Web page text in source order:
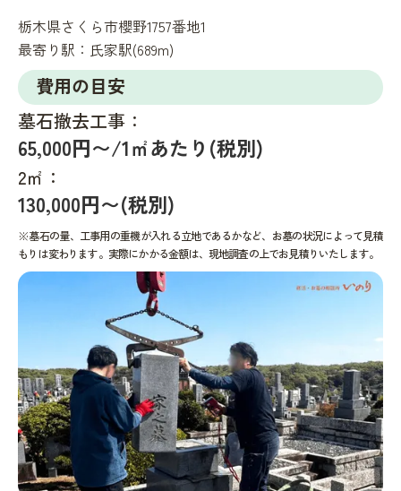
栃木県さくら市櫻野1757番地1
最寄り駅： 氏家駅(689m)
費用の目安
墓石撤去工事：
65,000円〜/1㎡あたり(税別)
2㎡：
130,000円〜(税別)
※墓石の量、工事用の重機が入れる立地であるかなど、お墓の状況によって見積
もりは変わります。実際にかかる金額は、現地調査の上でお見積りいたします。